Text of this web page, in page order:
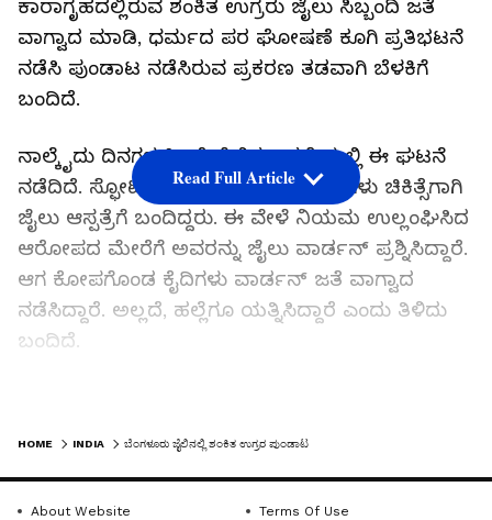
ಕಾರಾಗೃಹದಲ್ಲಿರುವ ಶಂಕಿತ ಉಗ್ರರು ಜೈಲು ಸಿಬ್ಬಂದಿ ಜತೆ
ವಾಗ್ವಾದ ಮಾಡಿ, ಧರ್ಮದ ಪರ ಘೋಷಣೆ ಕೂಗಿ ಪ್ರತಿಭಟನೆ
ನಡೆಸಿ ಪುಂಡಾಟ ನಡೆಸಿರುವ ಪ್ರಕರಣ ತಡವಾಗಿ ಬೆಳಕಿಗೆ
ಬಂದಿದೆ.
ನಾಲ್ಕೈದು ದಿನಗಳ ಹಿಂದೆ ಜೈಲಿನ ಆಸ್ಪತ್ರೆಯಲ್ಲಿ ಈ ಘಟನೆ
ನಡೆದಿದೆ. ಸ್ಫೋಟ ಪ್ರಕರಣದ ಮೂವರು ಕೈದಿಗಳು ಚಿಕಿತ್ಸೆಗಾಗಿ
ಜೈಲು ಆಸ್ಪತ್ರೆಗೆ ಬಂದಿದ್ದರು. ಈ ವೇಳೆ ನಿಯಮ ಉಲ್ಲಂಘಿಸಿದ
ಆರೋಪದ ಮೇರೆಗೆ ಅವರನ್ನು ಜೈಲು ವಾರ್ಡನ್‌ ಪ್ರಶ್ನಿಸಿದ್ದಾರೆ.
ಆಗ ಕೋಪಗೊಂಡ ಕೈದಿಗಳು ವಾರ್ಡನ್‌ ಜತೆ ವಾಗ್ವಾದ
ನಡೆಸಿದ್ದಾರೆ. ಅಲ್ಲದೆ, ಹಲ್ಲೆಗೂ ಯತ್ನಿಸಿದ್ದಾರೆ ಎಂದು ತಿಳಿದು
ಬಂದಿದೆ.
ಇಬ್ಬರು ಕೈದಿಗಳು ಚಿಕಿತ್ಸೆಗಾಗಿ ಜೈಲಿನ ಆಸ್ಪತ್ರೆಗೆ ಬಂದಿದ್ದರು.
Read Full Article
HOME INDIA ಬೆಂಗಳೂರು ಜೈಲಿನಲ್ಲಿ ಶಂಕಿತ ಉಗ್ರರ ಪುಂಡಾಟ
About Website
Terms Of Use